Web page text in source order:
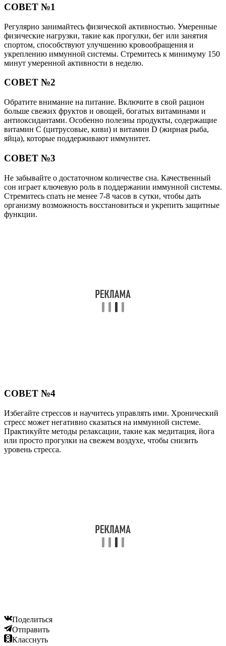
СОВЕТ №1
Регулярно занимайтесь физической активностью. Умеренные
физические нагрузки, такие как прогулки, бег или занятия
спортом, способствуют улучшению кровообращения и
укреплению иммунной системы. Стремитесь к минимуму 150
минут умеренной активности в неделю.
СОВЕТ №2
Обратите внимание на питание. Включите в свой рацион
больше свежих фруктов и овощей, богатых витаминами и
антиоксидантами. Особенно полезны продукты, содержащие
витамин C (цитрусовые, киви) и витамин D (жирная рыба,
яйца), которые поддерживают иммунитет.
СОВЕТ №3
Не забывайте о достаточном количестве сна. Качественный
сон играет ключевую роль в поддержании иммунной системы.
Стремитесь спать не менее 7-8 часов в сутки, чтобы дать
организму возможность восстановиться и укрепить защитные
функции.
СОВЕТ №4
Избегайте стрессов и научитесь управлять ими. Хронический
стресс может негативно сказаться на иммунной системе.
Практикуйте методы релаксации, такие как медитация, йога
или просто прогулки на свежем воздухе, чтобы снизить
уровень стресса.
Поделиться
Отправить
Класснуть